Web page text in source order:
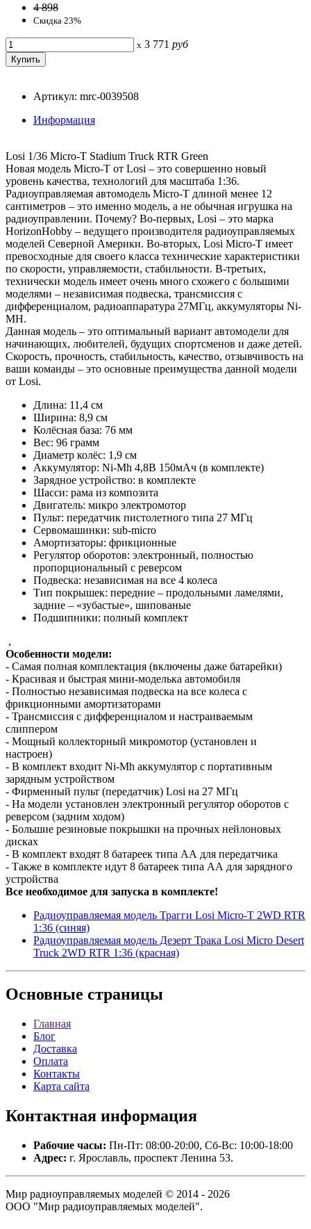
4 898
Скидка 23%
x 3 771 руб
Артикул: mrc-0039508
Информация
Losi 1/36 Micro-T Stadium Truck RTR Green
Новая модель Micro-T от Losi – это совершенно новый
уровень качества, технологий для масштаба 1:36.
Радиоуправляемая автомодель Micro-T длиной менее 12
сантиметров – это именно модель, а не обычная игрушка на
радиоуправлении. Почему? Во-первых, Losi – это марка
HorizonHobby – ведущего производителя радиоуправляемых
моделей Северной Америки. Во-вторых, Losi Micro-T имеет
превосходные для своего класса технические характеристики
по скорости, управляемости, стабильности. В-третьих,
технически модель имеет очень много схожего с большими
моделями – независимая подвеска, трансмиссия с
дифференциалом, радиоаппаратура 27МГц, аккумуляторы Ni-
MH.
Данная модель – это оптимальный вариант автомодели для
начинающих, любителей, будущих спортсменов и даже детей.
Скорость, прочность, стабильность, качество, отзывчивость на
ваши команды – это основные преимущества данной модели
от Losi.
Длина: 11,4 см
Ширина: 8,9 см
Колёсная база: 76 мм
Вес: 96 грамм
Диаметр колёс: 1,9 см
Аккумулятор: Ni-Mh 4,8В 150мАч (в комплекте)
Зарядное устройство: в комплекте
Шасси: рама из композита
Двигатель: микро электромотор
Пульт: передатчик пистолетного типа 27 МГц
Сервомашинки: sub-micro
Амортизаторы: фрикционные
Регулятор оборотов: электронный, полностью
пропорциональный с реверсом
Подвеска: независимая на все 4 колеса
Тип покрышек: передние – продольными ламелями,
задние – «зубастые», шипованые
Подшипники: полный комплект
,
Особенности модели:
- Самая полная комплектация (включены даже батарейки)
- Красивая и быстрая мини-моделька автомобиля
- Полностью независимая подвеска на все колеса с
фрикционными амортизаторами
- Трансмиссия с дифференциалом и настраиваемым
слиппером
- Мощный коллекторный микромотор (установлен и
настроен)
- В комплект входит Ni-Mh аккумулятор с портативным
зарядным устройством
- Фирменный пульт (передатчик) Losi на 27 МГц
- На модели установлен электронный регулятор оборотов с
реверсом (задним ходом)
- Большие резиновые покрышки на прочных нейлоновых
дисках
- В комплект входят 8 батареек типа АА для передатчика
- Также в комплекте идут 8 батареек типа АА для зарядного
устройства
Все необходимое для запуска в комплекте!
Радиоуправляемая модель Трагги Losi Micro-T 2WD RTR
1:36 (синяя)
Радиоуправляемая модель Дезерт Трака Losi Micro Desert
Truck 2WD RTR 1:36 (красная)
Основные страницы
Главная
Блог
Доставка
Оплата
Контакты
Карта сайта
Контактная информация
Рабочие часы: Пн-Пт: 08:00-20:00, Сб-Вс: 10:00-18:00
Адрес: г. Ярославль, проспект Ленина 53.
Мир радиоуправляемых моделей © 2014 - 2026
ООО "Мир радиоуправляемых моделей".